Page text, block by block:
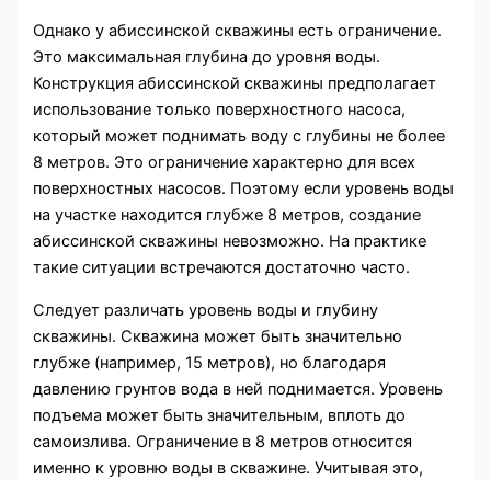
Однако у абиссинской скважины есть ограничение.
Это максимальная глубина до уровня воды.
Конструкция абиссинской скважины предполагает
использование только поверхностного насоса,
который может поднимать воду с глубины не более
8 метров. Это ограничение характерно для всех
поверхностных насосов. Поэтому если уровень воды
на участке находится глубже 8 метров, создание
абиссинской скважины невозможно. На практике
такие ситуации встречаются достаточно часто.
Следует различать уровень воды и глубину
скважины. Скважина может быть значительно
глубже (например, 15 метров), но благодаря
давлению грунтов вода в ней поднимается. Уровень
подъема может быть значительным, вплоть до
самоизлива. Ограничение в 8 метров относится
именно к уровню воды в скважине. Учитывая это,